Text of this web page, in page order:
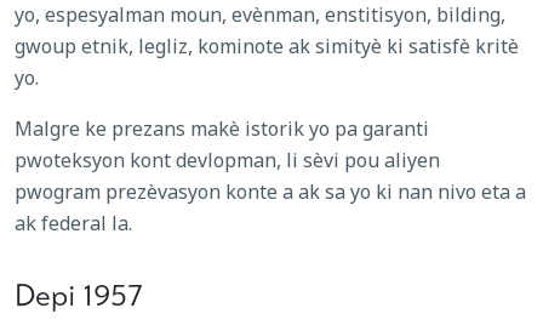
yo, espesyalman moun, evènman, enstitisyon, bilding,
gwoup etnik, legliz, kominote ak simityè ki satisfè kritè
yo.
Malgre ke prezans makè istorik yo pa garanti
pwoteksyon kont devlopman, li sèvi pou aliyen
pwogram prezèvasyon konte a ak sa yo ki nan nivo eta a
ak federal la.
Depi 1957